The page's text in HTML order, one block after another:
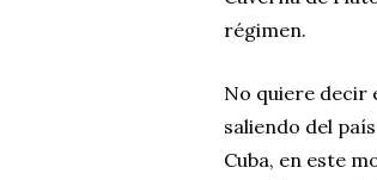
régimen.
No quiere decir
saliendo del
Cuba, en este